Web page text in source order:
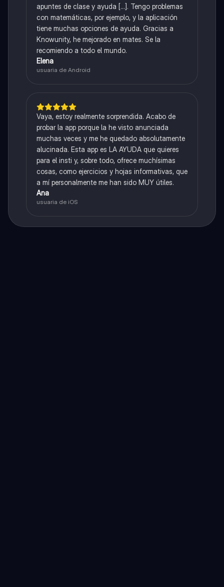
apuntes de clase y ayuda [...]. Tengo problemas
con matemáticas, por ejemplo, y la aplicación
tiene muchas opciones de ayuda. Gracias a
Knowunity, he mejorado en mates. Se la
recomiendo a todo el mundo.
Elena
usuaria de Android
Vaya, estoy realmente sorprendida. Acabo de
probar la app porque la he visto anunciada
muchas veces y me he quedado absolutamente
alucinada. Esta app es LA AYUDA que quieres
para el insti y, sobre todo, ofrece muchísimas
cosas, como ejercicios y hojas informativas, que
a mí personalmente me han sido MUY útiles.
Ana
usuaria de iOS